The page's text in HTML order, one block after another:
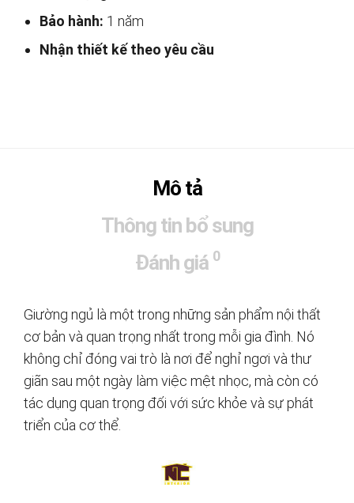
Bảo hành: 1 năm
Nhận thiết kế theo yêu cầu
Mô tả
Thông tin bổ sung
Đánh giá 0
Giường ngủ là một trong những sản phẩm nội thất
cơ bản và quan trọng nhất trong mỗi gia đình. Nó
không chỉ đóng vai trò là nơi để nghỉ ngơi và thư
giãn sau một ngày làm việc mệt nhọc, mà còn có
tác dụng quan trọng đối với sức khỏe và sự phát
triển của cơ thể.